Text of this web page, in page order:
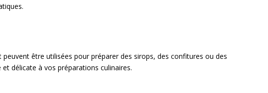
être utilisées pour préparer des sirops, des confitures ou des
délicate à vos préparations culinaires.